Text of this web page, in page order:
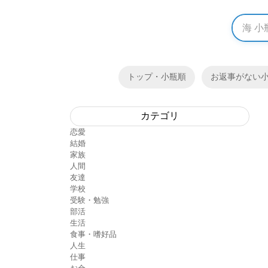
トップ・小瓶順 お返事がない
カテゴリ
恋愛
結婚
家族
人間
友達
学校
受験・勉強
部活
生活
食事・嗜好品
人生
仕事